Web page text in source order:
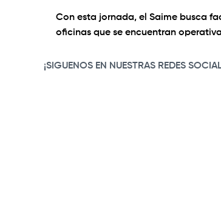
Con esta jornada, el Saime busca
oficinas que se encuentran
¡SIGUENOS EN NUESTRAS REDES